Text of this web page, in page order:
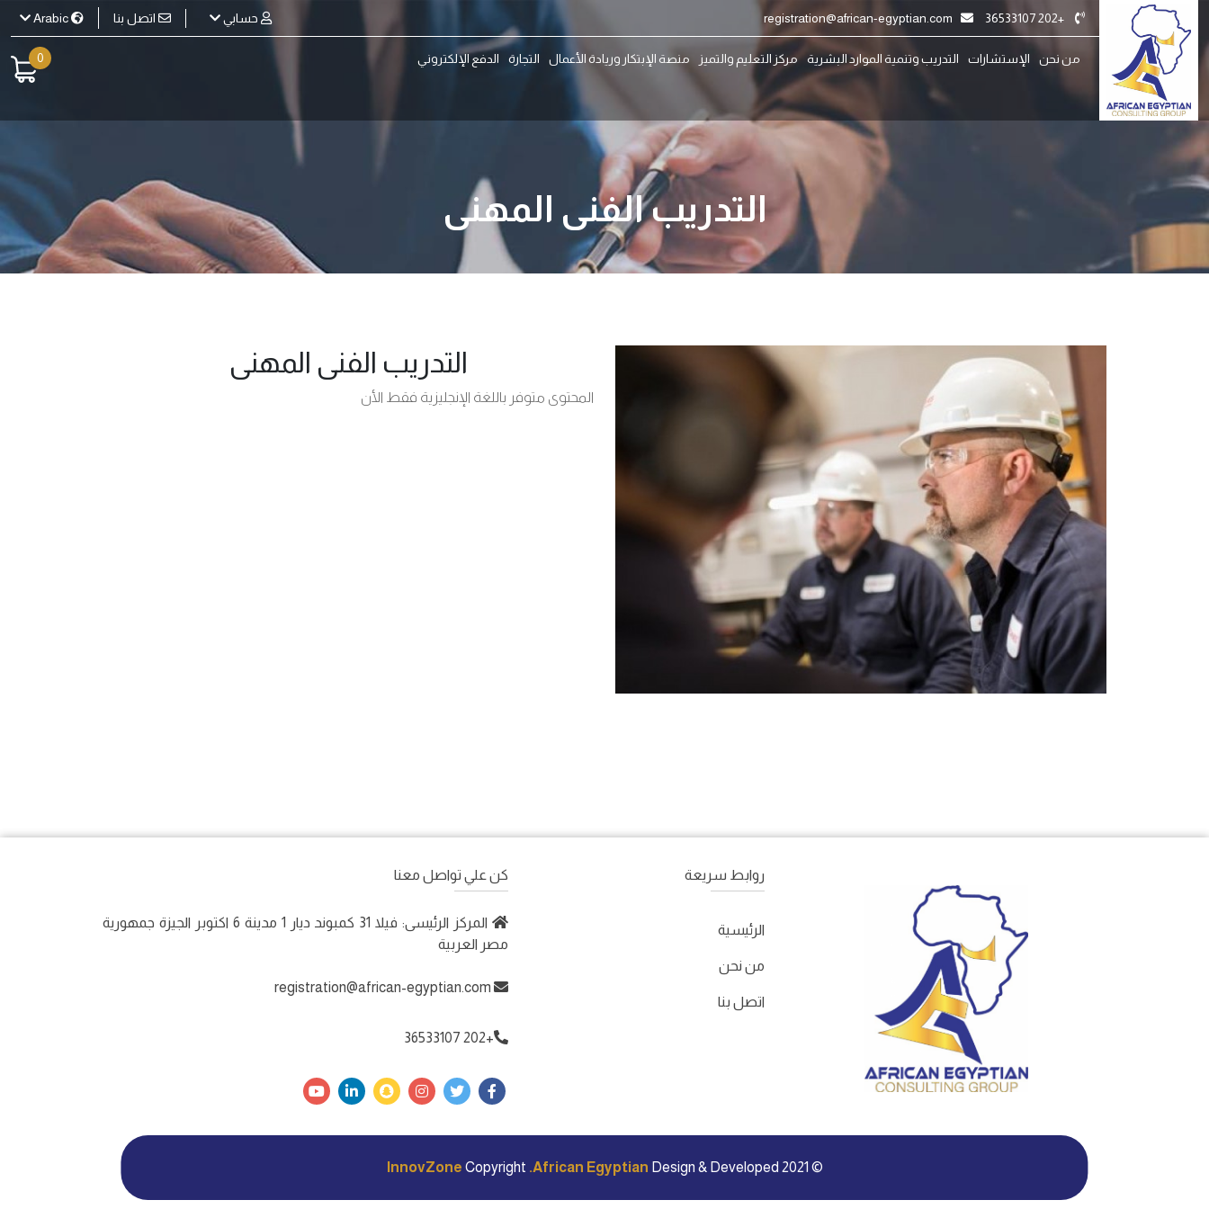
+202 36533107 حسابي اتصل بنا Arabic
من نحن الإستشارات التدريب وتنمية الموارد البشرية مركز التعليم والتميز منصة الإبتكار وريادة الأعمال التجارة الدفع الإلكتروني 0
التدريب الفنى المهنى
التدريب الفنى المهنى
المحتوى متوفر باللغة الإنجليزية فقط الأن
روابط سريعة
الرئيسية
من نحن
اتصل بنا
كن علي تواصل معنا
المركز الرئيسى: فيلا 31 كمبوند ديار 1 مدينة 6 اكتوبر الجيزة جمهورية
مصر العربية
+202 36533107
© 2021 Copyright
African Egyptian. Design & Developed
InnovZone